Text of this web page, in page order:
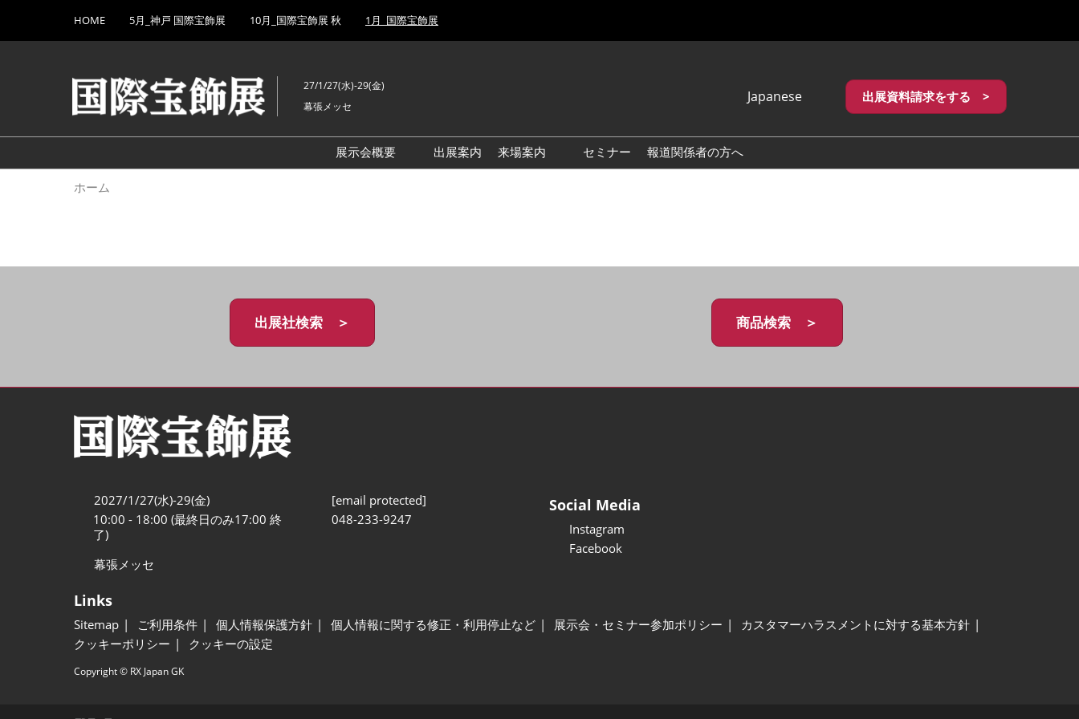
キ
し
て
to
HOME 5月_神戸 国際宝飾展 10月_国際宝飾展 秋 1月_国際宝飾展
27/1/27(水)-29(金)
幕張メッセ
Japanese
English
繁體中文
出展資料請求をする >
展示会概要
出展案内
来場案内
セミナー 報道関係者の方へ
ホーム
出展社検索 ＞ 商品検索 ＞
2027/1/27(水)-29(金)
10:00 - 18:00 (最終日のみ17:00 終
了)
幕張メッセ
[email protected]
048-233-9247
Social Media
Instagram
Facebook
Links
Sitemap ご利用条件 個人情報保護方針 個人情報に関する修正・利用停止など 展示会・セミナー参加ポリシー
カスタマーハラスメントに対する基本方針
クッキーポリシー
クッキーの設定
Copyright © RX Japan GK